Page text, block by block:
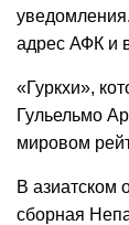
адрес АФК и
«Гуркхи»,
Гульельмо
мировом
В азиатском
сборная